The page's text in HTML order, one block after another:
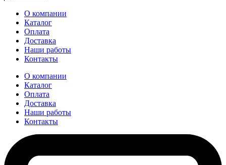
О компании
Каталог
Оплата
Доставка
Наши работы
Контакты
О компании
Каталог
Оплата
Доставка
Наши работы
Контакты